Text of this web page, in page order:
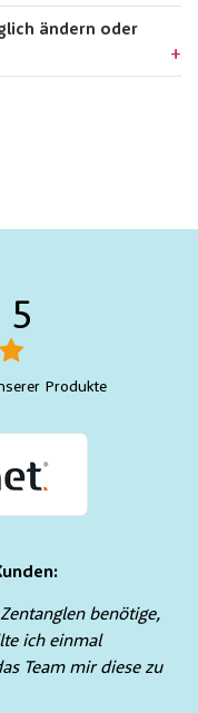
ändern oder
5
Produkte
benötige,
ich einmal
Team mir diese zu